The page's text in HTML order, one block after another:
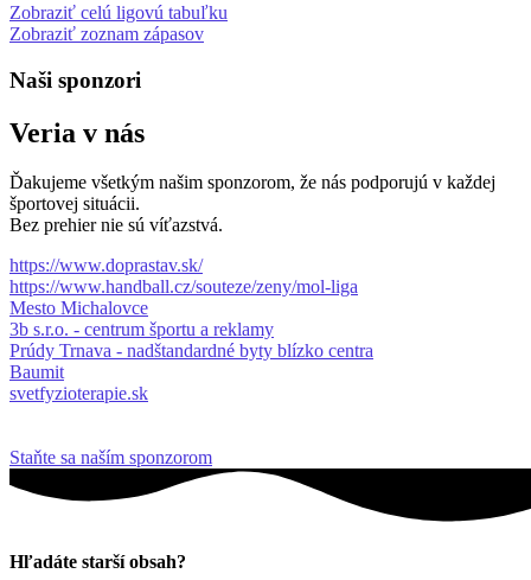
Zobraziť celú ligovú tabuľku
Zobraziť zoznam zápasov
Naši sponzori
Veria v nás
Ďakujeme všetkým našim sponzorom, že nás podporujú v každej
športovej situácii.
Bez prehier nie sú víťazstvá.
https://www.doprastav.sk/
https://www.handball.cz/souteze/zeny/mol-liga
Mesto Michalovce
3b s.r.o. - centrum športu a reklamy
Prúdy Trnava - nadštandardné byty blízko centra
Baumit
svetfyzioterapie.sk
Staňte sa naším sponzorom
Hľadáte starší obsah?